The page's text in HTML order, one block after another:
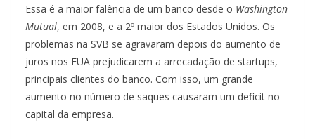
Essa é a maior falência de um banco desde o Washington
Mutual, em 2008, e a 2º maior dos Estados Unidos. Os
problemas na SVB se agravaram depois do aumento de
juros nos EUA prejudicarem a arrecadação de startups,
principais clientes do banco. Com isso, um grande
aumento no número de saques causaram um deficit no
capital da empresa.